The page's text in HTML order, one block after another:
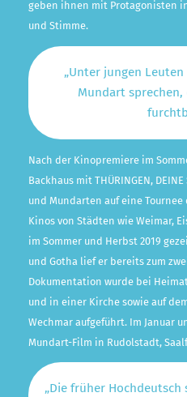
geben ihnen mit Protagonisten
und Stimme.
„Unter jungen
Mundart
Nach der Kinopremiere im
Backhaus mit THÜRINGEN,
und Mundarten auf eine
Kinos von Städten wie Weimar,
im Sommer und Herbst 2019
und Gotha lief er bereits zum
Dokumentation wurde bei
und in einer Kirche sowie auf
Wechmar aufgeführt. Im Januar
Mundart-Film in Rudolstadt,
„Die früher Hochdeutsch